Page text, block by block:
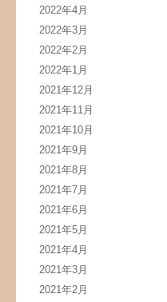
2022年4月
2022年3月
2022年2月
2022年1月
2021年12月
2021年11月
2021年10月
2021年9月
2021年8月
2021年7月
2021年6月
2021年5月
2021年4月
2021年3月
2021年2月